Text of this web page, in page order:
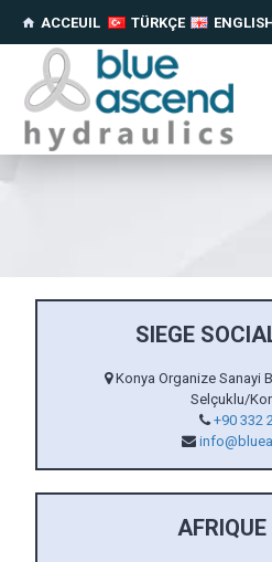
ACCEUIL TÜRKÇE
SIEGE
Konya Organize Sanayi
Selçuklu/
+90 332